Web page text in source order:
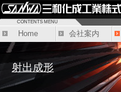
射出成形
CONTENTS MENU
Home 会社案内